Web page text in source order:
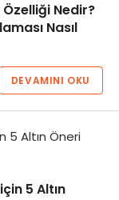
Nedir?
Nasıl
DEVAMINI OKU
5 Altın